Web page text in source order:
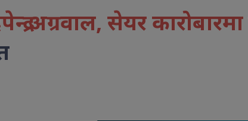
अग्रवाल, सेयर कारोबारमा